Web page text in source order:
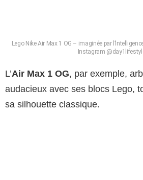
Lego Nike Air Max 1 OG – imaginée par
Instagram
L’Air Max 1 OG, par exemple,
audacieux avec ses blocs Lego,
sa silhouette classique.